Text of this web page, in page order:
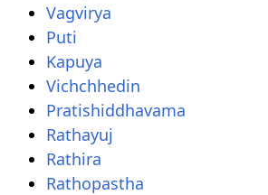
Vagvirya
Puti
Kapuya
Vichchhedin
Pratishiddhavama
Rathayuj
Rathira
Rathopastha